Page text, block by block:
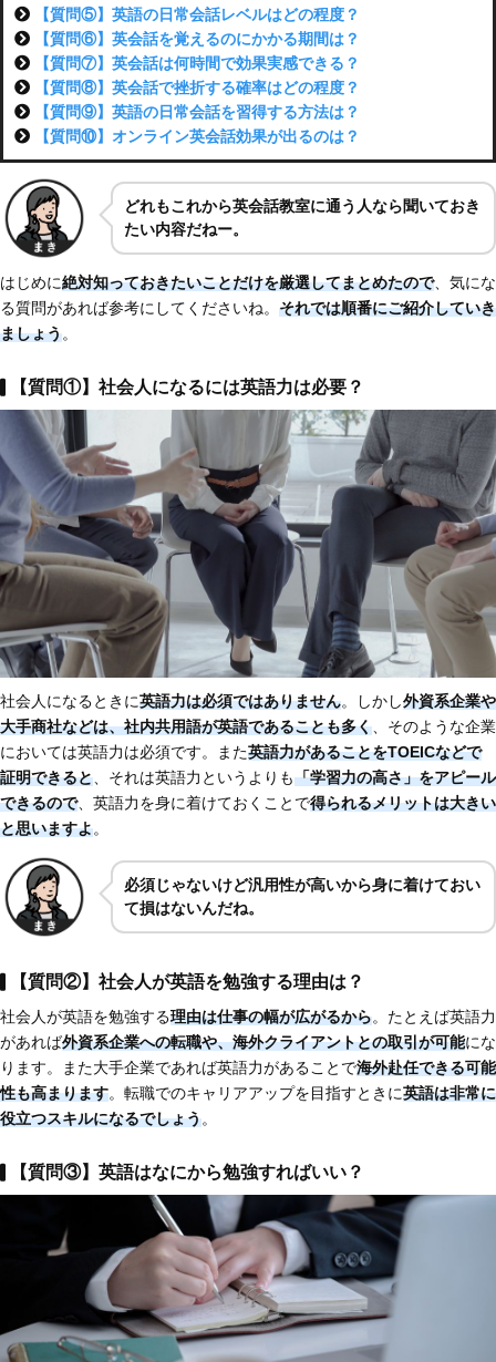
【質問⑤】英語の日常会話レベルはどの程度？
【質問⑥】英会話を覚えるのにかかる期間は？
【質問⑦】英会話は何時間で効果実感できる？
【質問⑧】英会話で挫折する確率はどの程度？
【質問⑨】英語の日常会話を習得する方法は？
【質問⑩】オンライン英会話効果が出るのは？
どれもこれから英会話教室に通う人なら聞いておき
たい内容だねー。
はじめに絶対知っておきたいことだけを厳選してまとめたので、気にな
る質問があれば参考にしてくださいね。 それでは順番にご紹介していき
ましょう。
【質問①】社会人になるには英語力は必要？
社会人になるときに英語力は必須ではありません。しかし外資系企業や
大手商社などは、社内共用語が英語であることも多く 、そのような企業
においては英語力は必須です。また英語力があることをTOEICなどで
証明できると 、それは英語力というよりも「学習力の高さ」をアピール
できるので、英語力を身に着けておくことで得られるメリットは大きい
と思いますよ。
必須じゃないけど汎用性が高いから身に着けておい
て損はないんだね。
【質問②】社会人が英語を勉強する理由は？
社会人が英語を勉強する理由は仕事の幅が広がるから。たとえば英語力
があれば外資系企業への転職や、海外クライアントとの取引が可能にな
ります。また大手企業であれば英語力があることで海外赴任できる可能
性も高まります。転職でのキャリアアップを目指すときに英語は非常に
役立つスキルになるでしょう。
【質問③】英語はなにから勉強すればいい？